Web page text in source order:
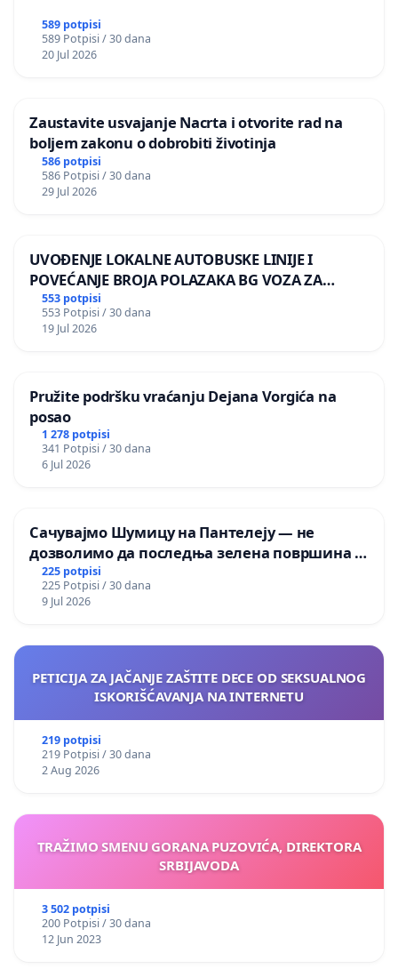
589 potpisi
589 Potpisi / 30 dana
20 Jul 2026
Zaustavite usvajanje Nacrta i otvorite rad na
boljem zakonu o dobrobiti životinja
586 potpisi
586 Potpisi / 30 dana
29 Jul 2026
UVOĐENJE LOKALNE AUTOBUSKE LINIJE I
POVEĆANJE BROJA POLAZAKA BG VOZA ZA
NASELJA LEVE OBALE DUNAVA
553 potpisi
553 Potpisi / 30 dana
19 Jul 2026
Pružite podršku vraćanju Dejana Vorgića na
posao
1 278 potpisi
341 Potpisi / 30 dana
6 Jul 2026
Сачувајмо Шумицу на Пантелеју — не
дозволимо да последња зелена површина у
Мавровској постане депонија
225 potpisi
225 Potpisi / 30 dana
9 Jul 2026
PETICIJA ZA JAČANJE ZAŠTITE DECE OD SEKSUALNOG
ISKORIŠĆAVANJA NA INTERNETU
219 potpisi
219 Potpisi / 30 dana
2 Aug 2026
TRAŽIMO SMENU GORANA PUZOVIĆA, DIREKTORA
SRBIJAVODA
3 502 potpisi
200 Potpisi / 30 dana
12 Jun 2023